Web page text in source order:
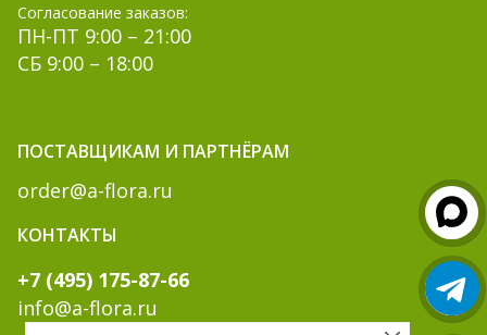
Согласование заказов:
ПН-ПТ 9:00 – 21:00
СБ 9:00 – 18:00
ПОСТАВЩИКАМ И ПАРТНЁРАМ
order@a-flora.ru
КОНТАКТЫ
+7 (495) 175-87-66
info@a-flora.ru